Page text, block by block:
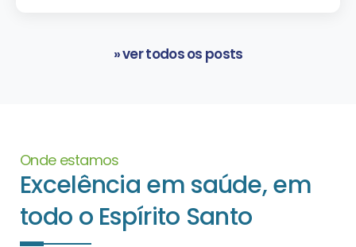
» ver todos os posts
Onde estamos
Excelência em saúde, em
todo o Espírito Santo